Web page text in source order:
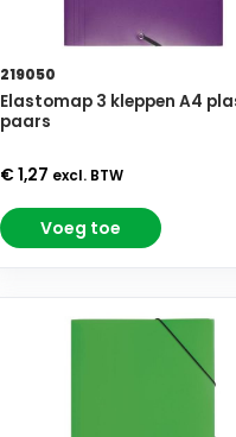
219050
Elastomap 3 kleppen A4
paars
€ 1,27 excl. BTW
Voeg toe